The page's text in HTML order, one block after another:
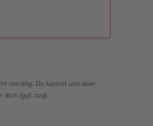
vorrätig. Du kannst uns aber
dich (ggf. zzgl.